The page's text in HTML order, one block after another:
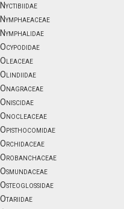
Nyctibiidae
Nymphaeaceae
Nymphalidae
Ocypodidae
Oleaceae
Olindiidae
Onagraceae
Oniscidae
Onocleaceae
Opisthocomidae
Orchidaceae
Orobanchaceae
Osmundaceae
Osteoglossidae
Otariidae